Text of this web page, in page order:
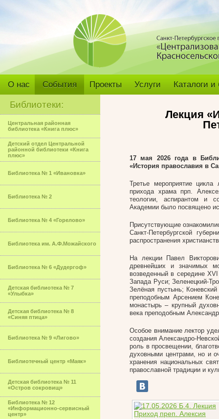
О нас События Проекты Услуги Каталоги
Библиотеки:
Центральная районная
библиотека «Книга плюс»
Детский отдел Центральной
районной библиотеки «Книга
плюс»
Библиотека № 1 «Ивановка»
Библиотека № 2
Библиотека № 4 «Горелово»
Библиотека им. А.Ф.Можайского
Библиотека № 6 «Дудергоф»
Детская библиотека № 7
«Улыбка»
Детская библиотека № 8
«Синяя птица»
Библиотека № 9 «Лигово»
Библиотечный центр «Маяк»
Детская библиотека № 11
«Остров сокровищ»
Библиотека № 12
«Информационно-сервисный
центр»
Лекция
17 мая 2026года в
«История православия в
Третье мероприятие
прихода храма прп.
теологии, аспирантом и
Академии было посвящено
Присутствующие
Санкт-Петербургской
распространения
На лекции Павел
древнейших и значимых
возведенный в середине
Запада Руси; Зеленецкий-
Зелёная пустынь;
преподобным Арсением
монастырь – крупный
века преподобным
Особое внимание лектор
создания Александро-
роль в просвещении,
духовными центрами, но и
хранения национальных
православной традиции и